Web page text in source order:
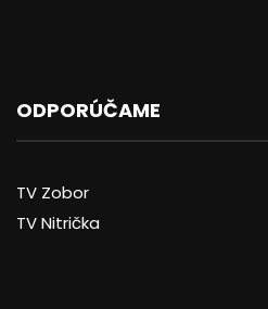
ODPORÚČAME
TV Zobor
TV Nitrička